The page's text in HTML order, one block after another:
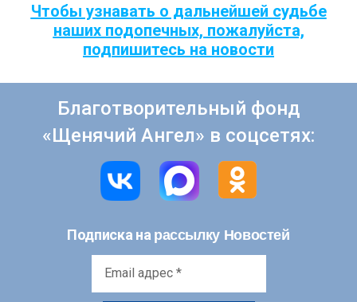
Чтобы узнавать о дальнейшей судьбе
наших подопечных, пожалуйста,
подпишитесь на новости
Благотворительный фонд
«Щенячий Ангел» в соцсетях:
Подписка на рассылку Новостей